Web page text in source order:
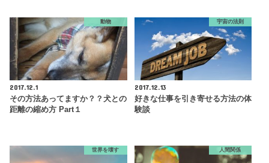
動物
2017.12.1
その方法あってますか？？犬との
距離の縮め方 Part１
宇宙の法則
2017.12.13
好きな仕事を引き寄せる方法の体
験談
世界を壊す 人間関係